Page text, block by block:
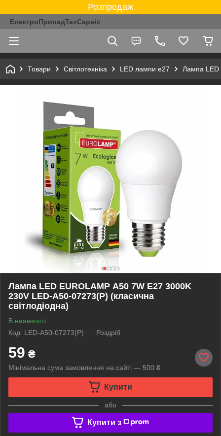
Розпродаж
ЕлектроПриладТехСервіс
Товари Світлотехніка LED лампи e27 Лампа LED
Лампа LED EUROLAMP А50 7W E27 3000K
230V LED-A50-07273(P) (класична
світлодіодна)
В наявності
Код: LED-A50-07273(P)
Роздріб
59 ₴
Мінімальна сума замовлення на сайті — 500 ₴
Купити
або
Купити з